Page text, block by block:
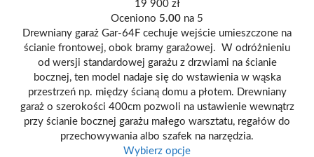
19 900 zł
Oceniono 5.00 na 5
Drewniany garaż Gar-64F cechuje wejście umieszczone na
ścianie frontowej, obok bramy garażowej. W odróżnieniu
od wersji standardowej garażu z drzwiami na ścianie
bocznej, ten model nadaje się do wstawienia w wąska
przestrzeń np. między ścianą domu a płotem. Drewniany
garaż o szerokości 400cm pozwoli na ustawienie wewnątrz
przy ścianie bocznej garażu małego warsztatu, regałów do
przechowywania albo szafek na narzędzia.
Wybierz opcje